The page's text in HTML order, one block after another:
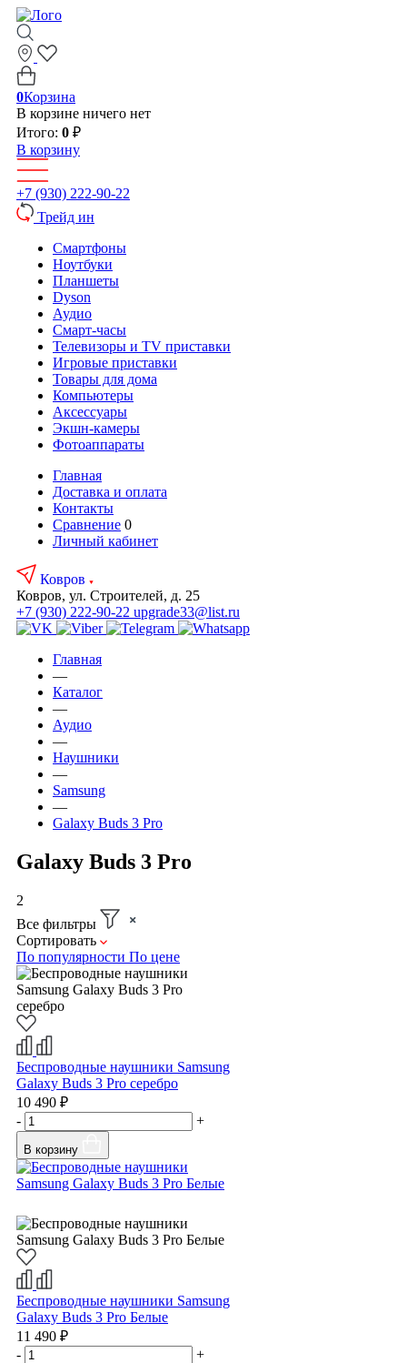
0Корзина
В корзине ничего нет
Итого: 0 ₽
В корзину
+7 (930) 222-90-22
Трейд ин
Смартфоны
Ноутбуки
Планшеты
Dyson
Аудио
Смарт-часы
Телевизоры и TV приставки
Игровые приставки
Товары для дома
Компьютеры
Аксесcуары
Экшн-камеры
Фотоаппараты
Главная
Доставка и оплата
Контакты
Сравнение 0
Личный кабинет
Ковров
Ковров, ул. Строителей, д. 25
+7 (930) 222-90-22 upgrade33@list.ru
Главная
—
Каталог
—
Аудио
—
Наушники
—
Samsung
—
Galaxy Buds 3 Pro
Galaxy Buds 3 Pro
2
Все фильтры
Сортировать
По популярности По цене
Беспроводные наушники Samsung
Galaxy Buds 3 Pro серебро
10 490 ₽
-
+
В корзину
Беспроводные наушники Samsung
Galaxy Buds 3 Pro Белые
11 490 ₽
-
+